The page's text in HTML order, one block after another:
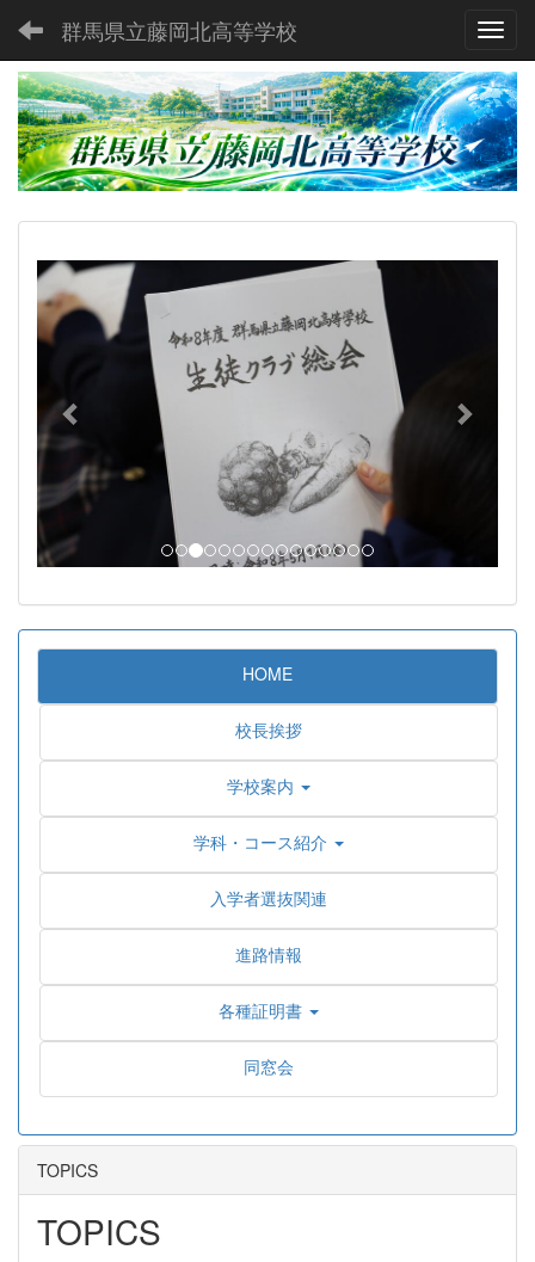
群馬県立藤岡北高等学校
p
r
e
o
u
s
n
HOME
校長挨拶
学校案内
学科・コース紹介
入学者選抜関連
進路情報
各種証明書
同窓会
TOPICS
TOPICS